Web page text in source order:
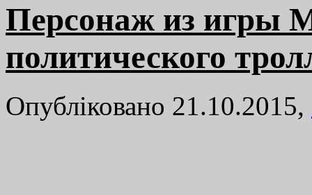
Персонаж из игры
политического
Опубліковано 21.10.2015,